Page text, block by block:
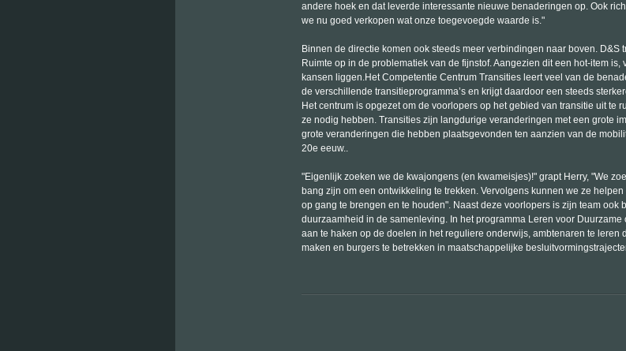
andere hoek en dat leverde interessante nieuwe benaderingen op. Ook
we nu goed verkopen wat onze toegevoegde waarde is."
Binnen de directie komen ook steeds meer verbindingen naar boven. D&S
Ruimte op in de problematiek van de fijnstof. Aangezien dit een hot-item
kansen liggen.Het Competentie Centrum Transities leert veel van de
de verschillende transitieprogramma’s en krijgt daardoor een steeds
Het centrum is opgezet om de voorlopers op het gebied van transitie uit te
ze nodig hebben. Transities zijn langdurige veranderingen met een grote
grote veranderingen die hebben plaatsgevonden ten aanzien van de
20e eeuw..
"Eigenlijk zoeken we de kwajongens (en kwameisjes)!" grapt Herry, "We
bang zijn om een ontwikkeling te trekken. Vervolgens kunnen we ze
op gang te brengen en te houden". Naast deze voorlopers is zijn team ook
duurzaamheid in de samenleving. In het programma Leren voor
aan te haken op de doelen in het reguliere onderwijs, ambtenaren te leren
maken en burgers te betrekken in maatschappelijke